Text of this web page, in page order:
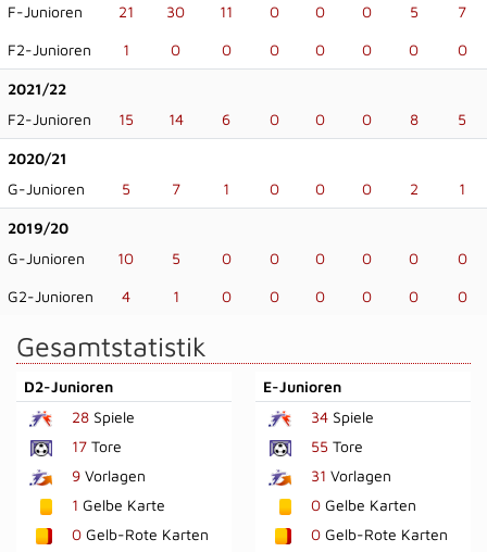
F-Junioren
21 30 11 0 0 0 5 7
F2-Junioren 1 0 0 0 0 0 0 0
2021/22
F2-Junioren
15 14 6 0 0 0 8 5
2020/21
G-Junioren
5 7 1 0 0 0 2 1
2019/20
G-Junioren
10 5 0 0 0 0 0 0
G2-Junioren 4 1 0 0 0 0 0 0
Gesamtstatistik
D2-Junioren
28 Spiele
17 Tore
9 Vorlagen
1 Gelbe Karte
0 Gelb-Rote Karten
E-Junioren
34Spiele
55 Tore
31 Vorlagen
0Gelbe Karten
0Gelb-Rote Karten